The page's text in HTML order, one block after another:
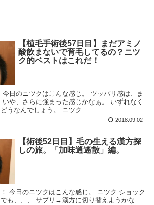
【植毛手術後57日目】まだアミノ
酸飲まないで育毛してるの？ニツ
ク的ベストはこれだ！
日のニツクはこんな感じ。 ツッパリ感は、ま
や、さらに強まった感じかなぁ。 いずれなく
うなんでしょう。 ニツク ...
2018.09.02
【術後52日目】毛の生える漢方探
しの旅。「加味逍遙散」編。
今日のニツクはこんな感じ。 ニツク ショック
も、、、 サプリ→漢方に切り替えようかな…